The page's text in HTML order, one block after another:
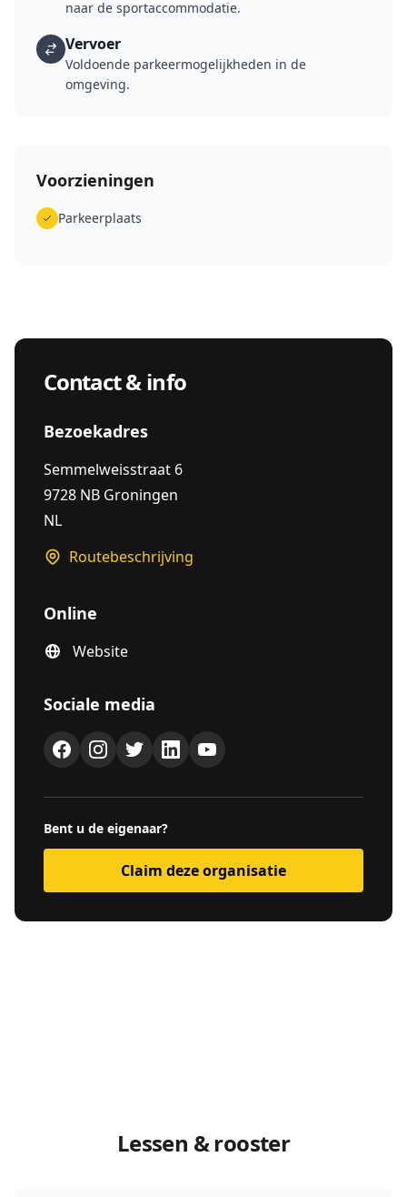
naar de sportaccommodatie.
Vervoer
Voldoende parkeermogelijkheden in de
omgeving.
Voorzieningen
Parkeerplaats
Contact & info
Bezoekadres
Semmelweisstraat 6
9728 NB Groningen
NL
Routebeschrijving
Online
Website
Sociale media
Bent u de eigenaar?
Claim deze organisatie
Lessen & rooster